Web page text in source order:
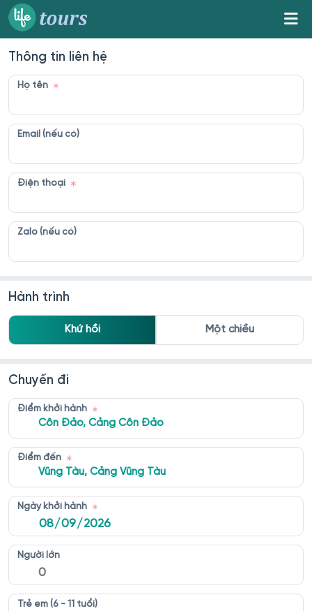
Thông tin liên hệ
Họ tên
Email (nếu có)
Điện thoại
Zalo (nếu có)
Hành trình
Khứ hồi Một chiều
Chuyến đi
Điểm khởi hành
Côn Đảo, Cảng Côn Đảo
Điểm đến
Vũng Tàu, Cảng Vũng Tàu
Ngày khởi hành
Người lớn
Trẻ em (6 - 11 tuổi)